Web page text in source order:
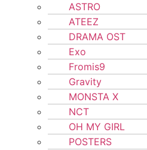
ASTRO
ATEEZ
DRAMA OST
Exo
Fromis9
Gravity
MONSTA X
NCT
OH MY GIRL
POSTERS